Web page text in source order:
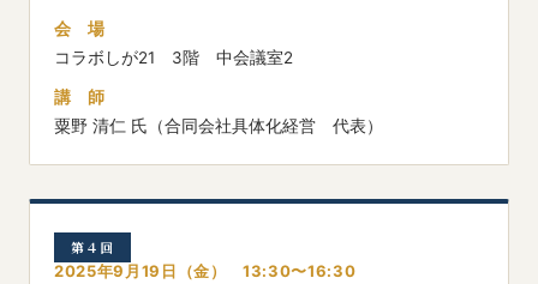
会 場
コラボしが21 3階 中会議室2
講 師
粟野 清仁 氏（合同会社具体化経営 代表）
第４回
2025年9月19日（金） 13:30〜16:30